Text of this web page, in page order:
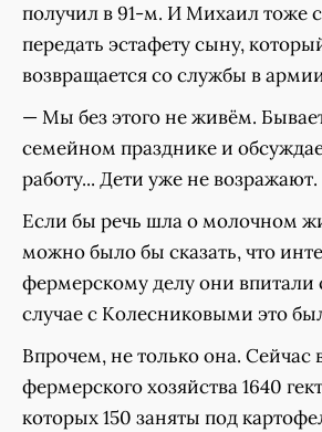
получил в 91-м. И Михаил тоже
передать эстафету сыну,
возвращается со службы в
— Мы без этого не живём.
семейном празднике и
работу... Дети уже не возражают.
Если бы речь шла о молочном
можно было бы сказать, что
фермерскому делу они впитали
случае с Колесниковыми это
Впрочем, не только она. Сейчас
фермерского хозяйства 1640
которых 150 заняты под